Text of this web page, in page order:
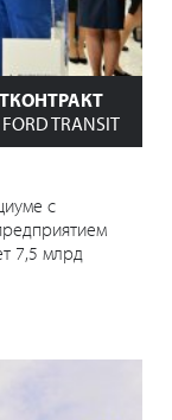
TRANSIT
с
7,5 млрд